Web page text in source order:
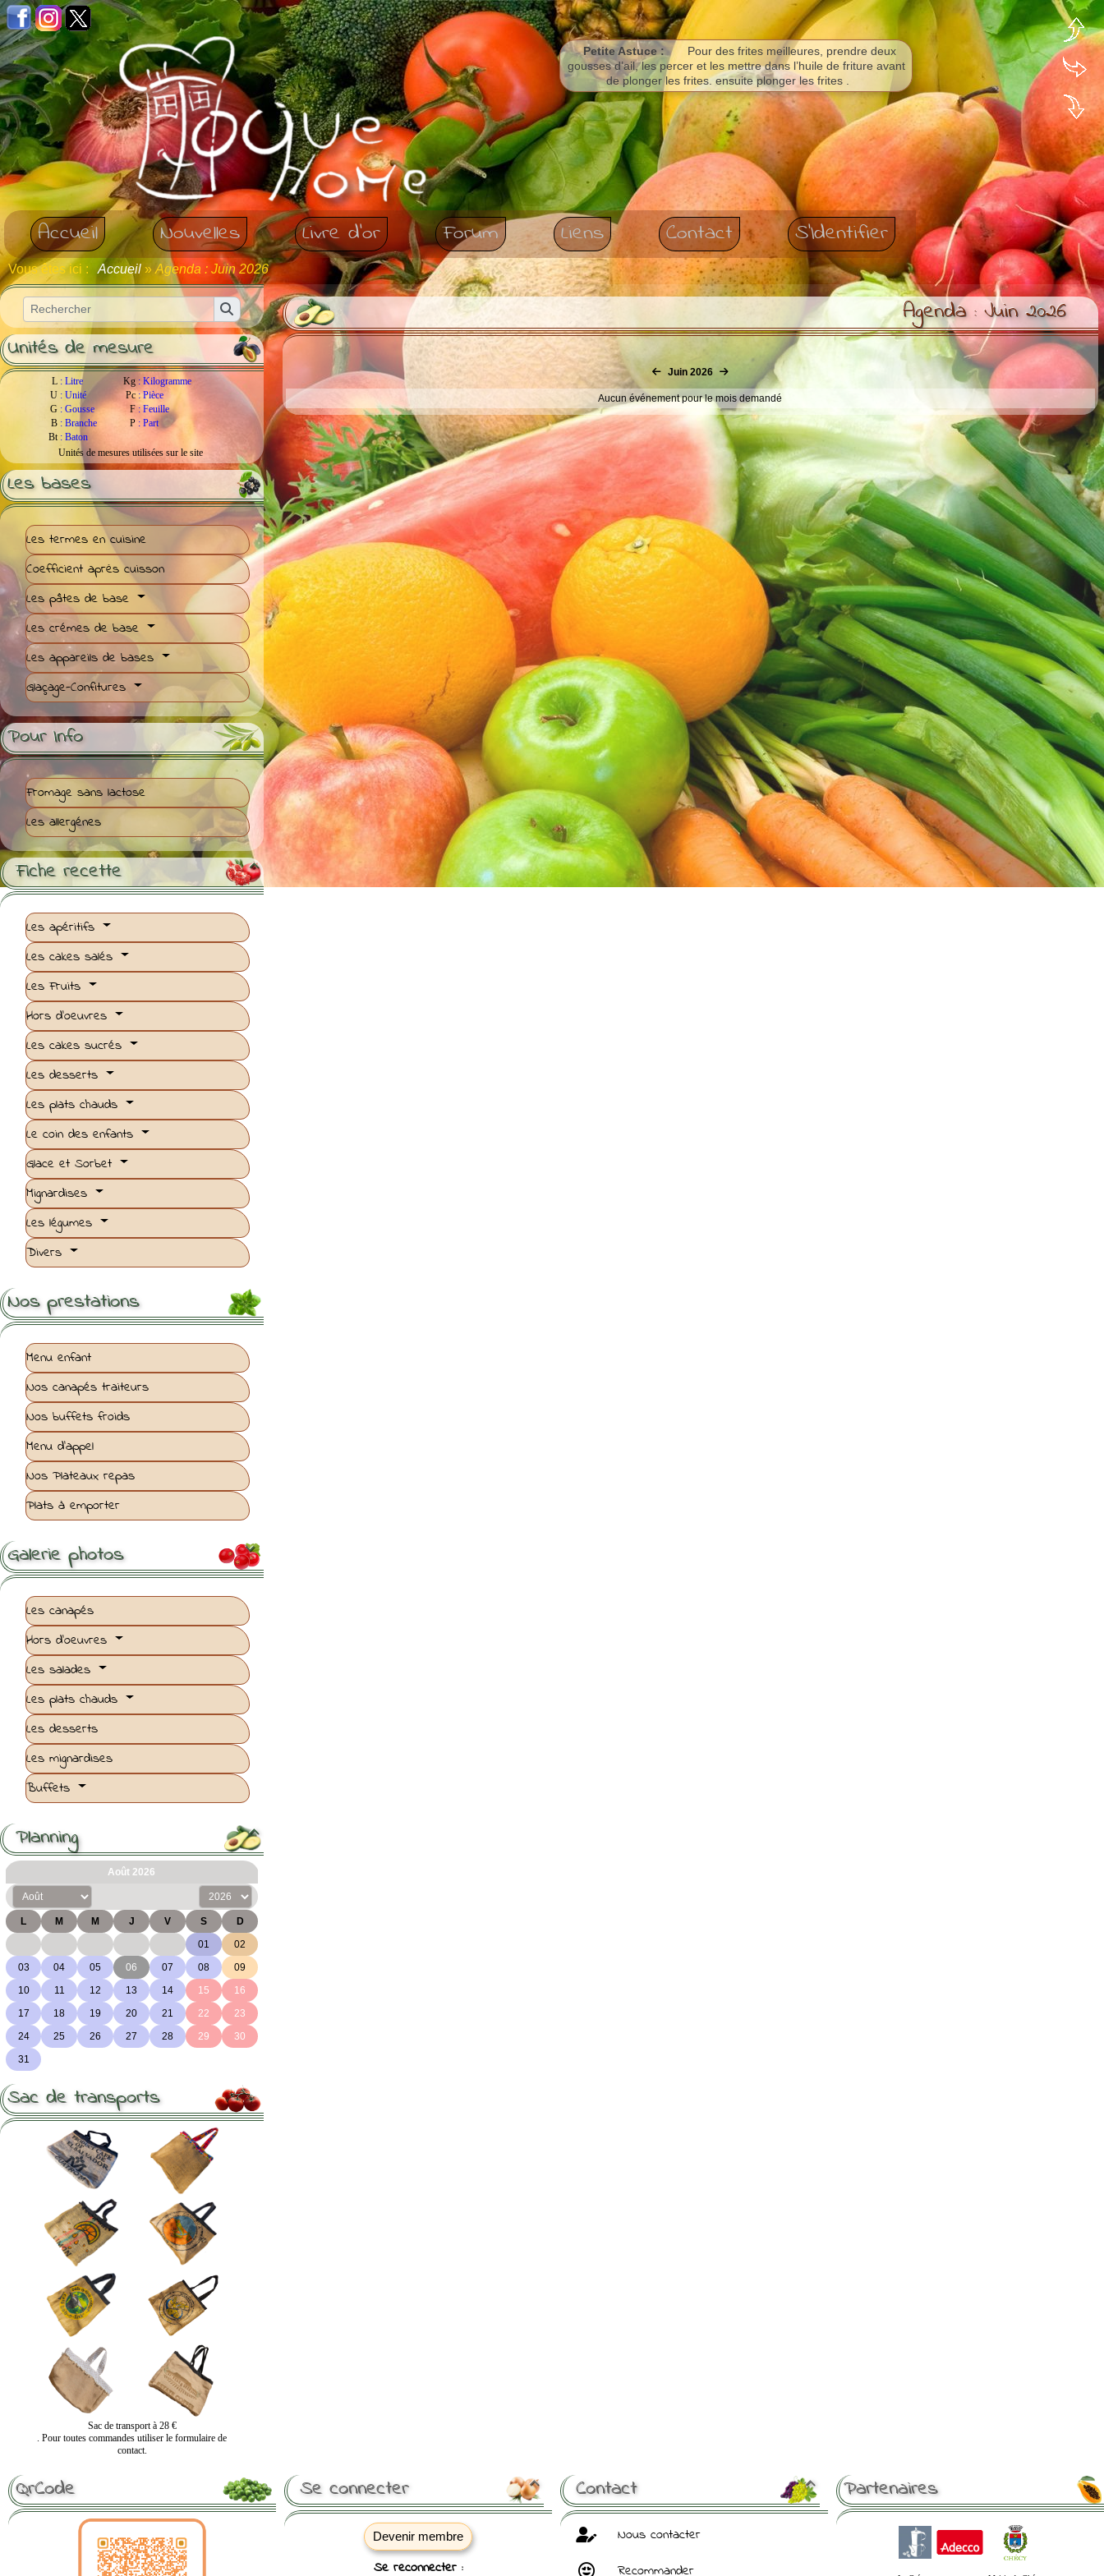
Petite Astuce :
Pour des frites meilleures, prendre deux
gousses d’ail, les percer et les mettre dans l’huile de friture avant
de plonger les frites. ensuite plonger les frites .
Accueil Nouvelles Livre d'or Forum Liens Contact S'Identifier
Vous êtes ici : Accueil » Agenda : Juin 2026
Unités de mesure
L : Litre Kg : Kilogramme
U : Unité Pc : Pièce
G : Gousse F : Feuille
B : Branche P : Part
Bt : Baton
Unités de mesures utilisées sur le site
Les bases
Les termes en cuisine
Coefficient après cuisson
Les pâtes de base
Les crémes de base
Les appareils de bases
Glaçage-Confitures
Pour Info
Fromage sans lactose
Les allergénes

Fiche recette
Les apéritifs
Les cakes salés
Les Fruits
Hors d'oeuvres
Les cakes sucrés
Les desserts
Les plats chauds
Le coin des enfants
Glace et Sorbet
Mignardises
Les légumes
Divers
Nos prestations
Menu enfant
Nos canapés traiteurs
Nos buffets froids
Menu d'appel
Nos Plateaux repas
Plats à emporter

Galerie photos
Les canapés
Hors d'oeuvres
Les salades
Les plats chauds
Les desserts
Les mignardises
Buffets

Planning
Sac de transports
Sac de transport à 28 €
. Pour toutes commandes utiliser le formulaire de
contact.
Agenda : Juin 2026
Juin 2026
Aucun événement pour le mois demandé
QrCode 
Se connecter
Devenir membre
Se reconnecter :

Contact
Nous contacter
Recommander
Partenaires
Panneau de gestion des cookies